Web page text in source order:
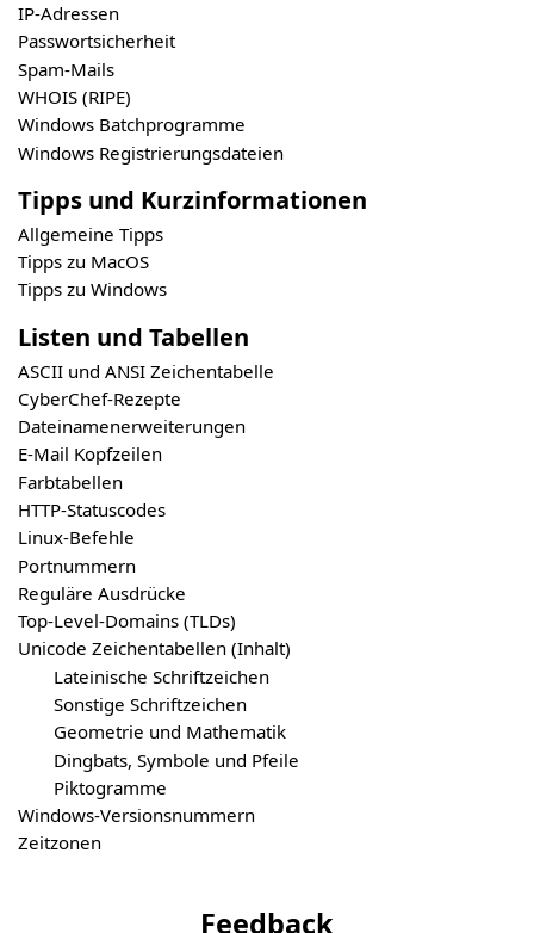
IP-Adressen
Passwortsicherheit
Spam-Mails
WHOIS (RIPE)
Windows Batchprogramme
Windows Registrierungsdateien
Tipps und Kurzinformationen
Allgemeine Tipps
Tipps zu MacOS
Tipps zu Windows
Listen und Tabellen
ASCII und ANSI Zeichentabelle
CyberChef-Rezepte
Dateinamenerweiterungen
E-Mail Kopfzeilen
Farbtabellen
HTTP-Statuscodes
Linux-Befehle
Portnummern
Reguläre Ausdrücke
Top-Level-Domains (TLDs)
Unicode Zeichentabellen (Inhalt)
Lateinische Schriftzeichen
Sonstige Schriftzeichen
Geometrie und Mathematik
Dingbats, Symbole und Pfeile
Piktogramme
Windows-Versionsnummern
Zeitzonen
Feedback